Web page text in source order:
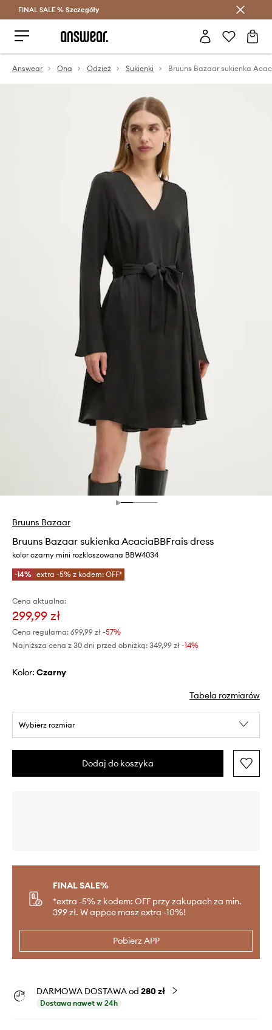
Oszczędzaj z Answear Club >
FINAL SALE % Szczegóły
Answear Ona Odzież Sukienki
Bruuns Bazaar
Bruuns Bazaar sukienka AcaciaBBFrais dress
kolor czarny mini rozkloszowana BBW4034
-14% extra -5% z kodem: OFF*
Cena aktualna:
299,99 zł
Cena regularna: 699,99 zł -57%
Najniższa cena z 30 dni przed obniżką: 349,99 zł -14%
Kolor: czarny
Tabela rozmiarów
Wybierz rozmiar
Dodaj do koszyka
FINAL SALE%
*extra -5% z kodem: OFF przy zakupach za min.
399 zł. W appce masz extra -10%!
Pobierz APP
DARMOWA DOSTAWA od 280 zł
Dostawa nawet w 24h